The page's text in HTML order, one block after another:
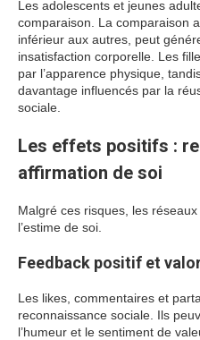
Les adolescents et jeunes
comparaison. La comparaison
inférieur aux autres, peut
insatisfaction corporelle. Les
par l’apparence physique,
davantage influencés par la
sociale.
Les effets positifs :
affirmation de soi
Malgré ces risques, les
l’estime de soi.
Feedback positif et
Les likes, commentaires et
reconnaissance sociale. Ils
l’humeur et le sentiment de